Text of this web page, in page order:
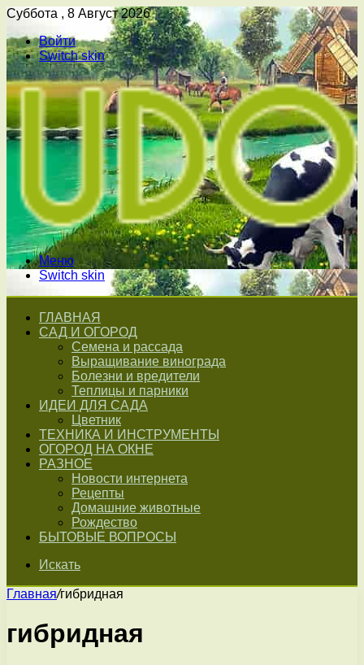
Суббота , 8 Август 2026
Войти
Switch skin
Меню
Switch skin
ГЛАВНАЯ
САД И ОГОРОД
Семена и рассада
Выращивание винограда
Болезни и вредители
Теплицы и парники
ИДЕИ ДЛЯ САДА
Цветник
ТЕХНИКА И ИНСТРУМЕНТЫ
ОГОРОД НА ОКНЕ
РАЗНОЕ
Новости интернета
Рецепты
Домашние животные
Рождество
БЫТОВЫЕ ВОПРОСЫ
Искать
Главная/гибридная
гибридная